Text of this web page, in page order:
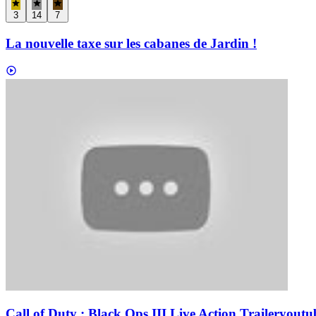
3 14 7
La nouvelle taxe sur les cabanes de Jardin !